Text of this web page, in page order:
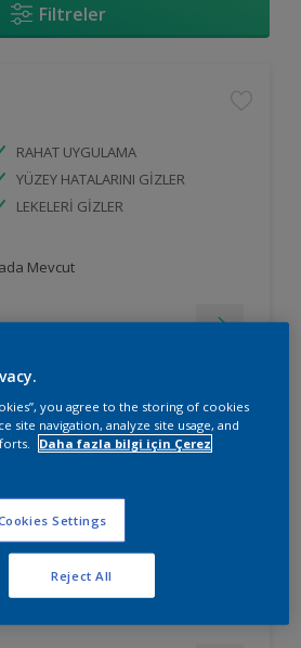
Filtreler
RAHAT UYGULAMA
YÜZEY HATALARINI GİZLER
LEKELERİ GİZLER
Mevcut
YÜZEY HATALARINI GİZLER
LEKELERİ GİZLER
you agree to the storing of cookies
site navigation, analyze site usage, and
Daha fazla bilgi için Çerez
Settings
Reject All